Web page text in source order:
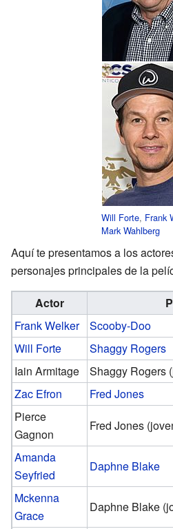
Will Forte, Frank
Mark Wahlberg
Aquí te presentamos a los
personajes principales de la
Actor
Frank Welker
Scooby-Doo
Will Forte
Shaggy Rogers
Iain Armitage
Shaggy Rogers
Zac Efron
Fred Jones
Pierce
Gagnon
Fred Jones
Amanda
Seyfried
Daphne Blake
Mckenna
Grace
Daphne Blake